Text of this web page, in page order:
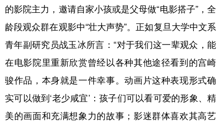
的影院主力，邀请自家小孩或是父母做“电影搭子”，全
龄段观众群在观影中“壮大声势”。正如复旦大学中文系
青年副研究员战玉冰所言：“对于我们这一辈观众，能
在电影院里重新欣赏曾经以各种其他途径看到的宫崎
骏作品，本身就是一件幸事。动画片这种表现形式确
实可以做到‘老少咸宜’：孩子们可以看可爱的形象、精
美的画面和充满想象力的故事；影迷群体喜欢其高艺